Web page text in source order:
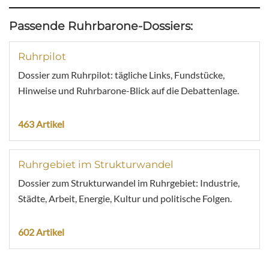
Passende Ruhrbarone-Dossiers:
Ruhrpilot
Dossier zum Ruhrpilot: tägliche Links, Fundstücke,
Hinweise und Ruhrbarone-Blick auf die Debattenlage.
463 Artikel
Ruhrgebiet im Strukturwandel
Dossier zum Strukturwandel im Ruhrgebiet: Industrie,
Städte, Arbeit, Energie, Kultur und politische Folgen.
602 Artikel